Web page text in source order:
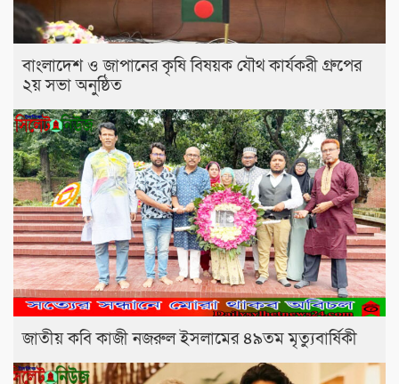
বাংলাদেশ ও জাপানের কৃষি বিষয়ক যৌথ কার্যকরী গ্রুপের
২য় সভা অনুষ্ঠিত
জাতীয় কবি কাজী নজরুল ইসলামের ৪৯তম মৃত্যুবার্ষিকী